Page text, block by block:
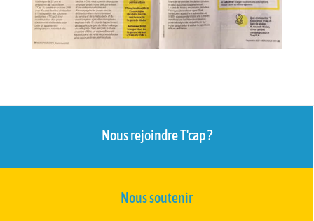
Nous rejoindre T'cap ?
Nous soutenir